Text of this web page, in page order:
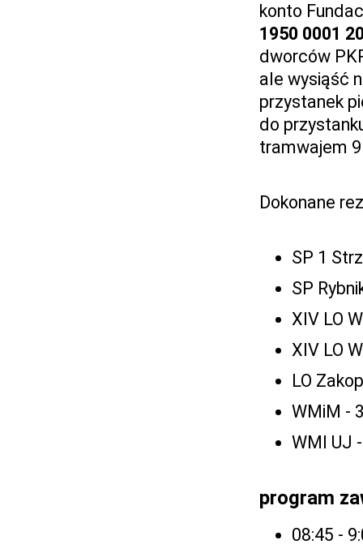
konto
1950 0001
dworców
ale wysiąść
przystanek
do
tramwajem
Dokonane
SP 1
SP
XIV LO
XIV LO
LO
WMiM -
WMI UJ
program
08:45 -